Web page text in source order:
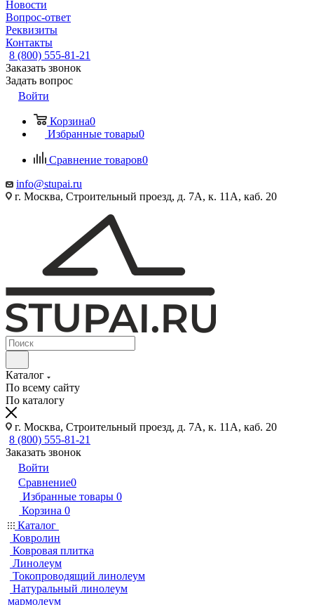
Новости
Вопрос-ответ
Реквизиты
Контакты
8 (800) 555-81-21
Заказать звонок
Задать вопрос
Войти
Корзина0
Избранные товары0
Сравнение товаров0
info@stupai.ru
г. Москва, Строительный проезд, д. 7А, к. 11А, каб. 20
Каталог
По всему сайту
По каталогу
г. Москва, Строительный проезд, д. 7А, к. 11А, каб. 20
8 (800) 555-81-21
Заказать звонок
Войти
Сравнение0
Избранные товары 0
Корзина 0
Каталог
Ковролин
Ковровая плитка
Линолеум
Токопроводящий линолеум
Натуральный линолеум
мармолеум